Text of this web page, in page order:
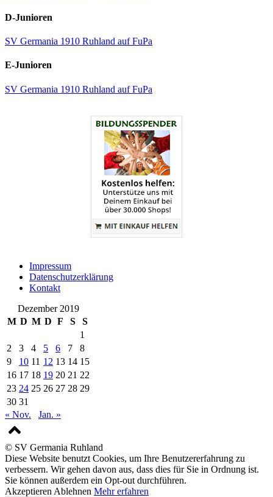
D-Junioren
SV Germania 1910 Ruhland auf FuPa
E-Junioren
SV Germania 1910 Ruhland auf FuPa
Impressum
Datenschutzerklärung
Kontakt
Dezember 2019
M D M D F S
S
1
2
3 4 5 6 7
8
9
10 11 12 13 14 15
16 17 18 19 20 21 22
23 24 25 26 27 28 29
30 31
« Nov.
Jan. »
© SV Germania Ruhland
Diese Website benutzt Cookies, um Ihre Benutzererfahrung zu
verbessern. Wir gehen davon aus, dass dies für Sie in Ordnung ist.
Sie können außerdem ein Opt-out durchführen.
Akzeptieren Ablehnen Mehr erfahren